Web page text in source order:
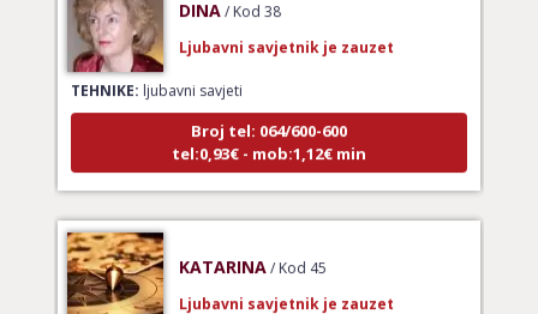
TEHNIKE:ljubavni savjeti
Broj tel: 064/600-600
tel:0,93€ - mob:1,12€ min